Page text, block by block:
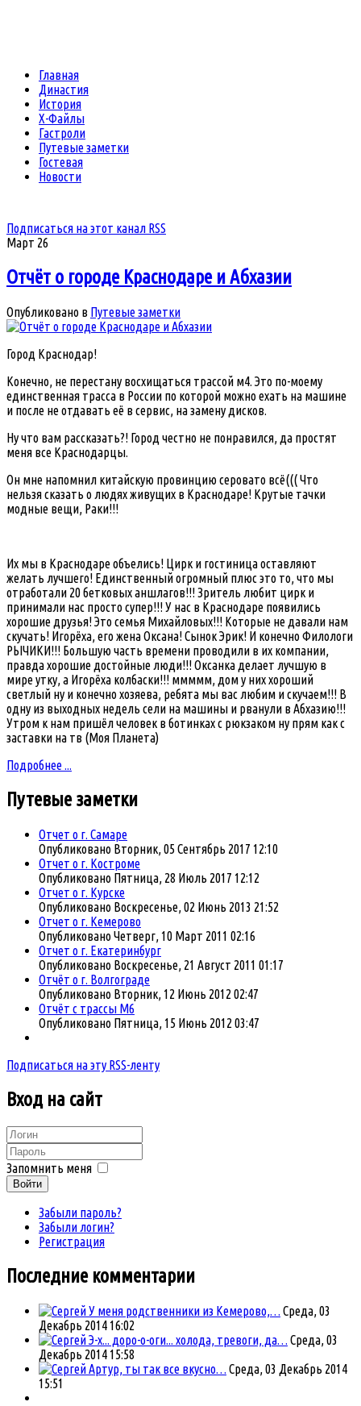
Главная
Династия
История
Х-Файлы
Гастроли
Путевые заметки
Гостевая
Новости
Подписаться на этот канал RSS
Март 26
Отчёт о городе Краснодаре и Абхазии
Опубликовано в Путевые заметки
Город Краснодар!
Конечно, не перестану восхищаться трассой м4. Это по-моему
единственная трасса в России по которой можно ехать на машине
и после не отдавать её в сервис, на замену дисков.
Ну что вам рассказать?! Город честно не понравился, да простят
меня все Краснодарцы.
Он мне напомнил китайскую провинцию серовато всё((( Что
нельзя сказать о людях живущих в Краснодаре! Крутые тачки
модные вещи, Раки!!!
Их мы в Краснодаре объелись! Цирк и гостиница оставляют
желать лучшего! Единственный огромный плюс это то, что мы
отработали 20 бетковых аншлагов!!! Зритель любит цирк и
принимали нас просто супер!!! У нас в Краснодаре появились
хорошие друзья! Это семья Михайловых!!! Которые не давали нам
скучать! Игорёха, его жена Оксана! Сынок Эрик! И конечно Филологи
РЫЧИКИ!!! Большую часть времени проводили в их компании,
правда хорошие достойные люди!!! Оксанка делает лучшую в
мире утку, а Игорёха колбаски!!! ммммм, дом у них хороший
светлый ну и конечно хозяева, ребята мы вас любим и скучаем!!! В
одну из выходных недель сели на машины и рванули в Абхазию!!!
Утром к нам пришёл человек в ботинках с рюкзаком ну прям как с
заставки на тв (Моя Планета)
Подробнее ...
Путевыезаметки
Отчет о г. Самаре
Опубликовано Вторник, 05 Сентябрь 2017 12:10
Отчет о г. Костроме
Опубликовано Пятница, 28 Июль 2017 12:12
Отчет о г. Курске
Опубликовано Воскресенье, 02 Июнь 2013 21:52
Отчет о г. Кемерово
Опубликовано Четверг, 10 Март 2011 02:16
Отчет о г. Екатеринбург
Опубликовано Воскресенье, 21 Август 2011 01:17
Отчёт о г. Волгоградe
Опубликовано Вторник, 12 Июнь 2012 02:47
Отчёт с трассы М6
Опубликовано Пятница, 15 Июнь 2012 03:47
Подписаться на эту RSS-ленту
Вход на сайт
Запомнить меня
Войти
Забыли пароль?
Забыли логин?
Регистрация
Последние комментарии
У меня родственники из Кемерово,… Среда, 03
Декабрь 2014 16:02
Э-х... доро-о-оги... холода, тревоги, да… Среда, 03
Декабрь 2014 15:58
Артур, ты так все вкусно… Среда, 03 Декабрь 2014
15:51